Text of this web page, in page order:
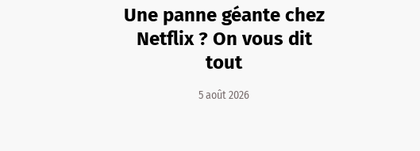
Une panne géante chez
Netflix ? On vous dit
tout
5 août 2026